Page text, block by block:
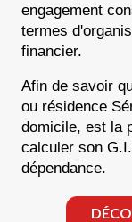
engagement
termes
financier.
Afin de savoir
ou résidence
domicile, est la
calculer son
dépendance.